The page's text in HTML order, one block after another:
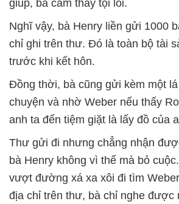
giúp, bà cảm thấy tội lỗi.
Nghĩ vậy, bà Henry liền gửi 1000
chỉ ghi trên thư. Đó là toàn bộ tài
trước khi kết hôn.
Đồng thời, bà cũng gửi kèm một
chuyện và nhờ Weber nếu thấy
anh ta đến tiệm giặt là lấy đồ của
Thư gửi đi nhưng chẳng nhận
bà Henry không vì thế mà bỏ
vượt đường xá xa xôi đi tìm
địa chỉ trên thư, bà chỉ nghe được